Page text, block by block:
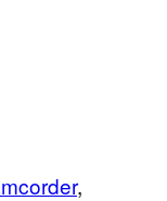
,